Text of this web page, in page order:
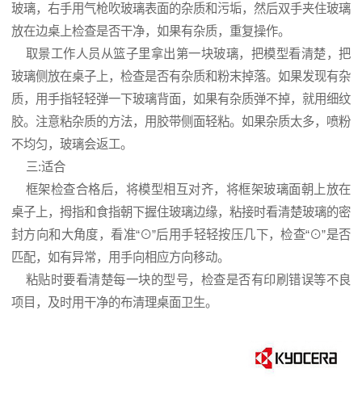
玻璃，右手用气枪吹玻璃表面的杂质和污垢，然后双手夹住玻璃
放在边桌上检查是否干净，如果有杂质，重复操作。
取景工作人员从篮子里拿出第一块玻璃，把模型看清楚，把
玻璃侧放在桌子上，检查是否有杂质和粉末掉落。如果发现有杂
质，用手指轻轻弹一下玻璃背面，如果有杂质弹不掉，就用细纹
胶。注意粘杂质的方法，用胶带侧面轻粘。如果杂质太多，喷粉
不均匀，玻璃会返工。
三:适合
框架检查合格后，将模型相互对齐，将框架玻璃面朝上放在
桌子上，拇指和食指朝下握住玻璃边缘，粘接时看清楚玻璃的密
封方向和大角度，看准“⊙”后用手轻轻按压几下，检查“⊙”是否
匹配，如有异常，用手向相应方向移动。
粘贴时要看清楚每一块的型号，检查是否有印刷错误等不良
项目，及时用干净的布清理桌面卫生。